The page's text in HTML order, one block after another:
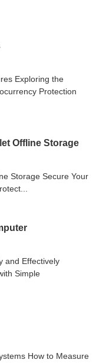
Exploring the
Protection
Offline Storage
Storage Secure Your
and Effectively
Simple
How to Measure